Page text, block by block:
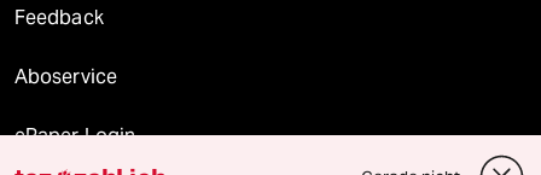
Feedback
Aboservice
ePaper Login